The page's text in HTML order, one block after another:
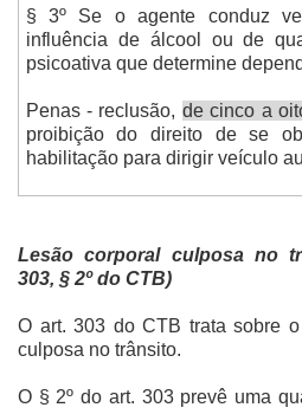
§ 3º Se o agente conduz
influência de álcool ou de
psicoativa que determine
Penas - reclusão, de cinco a
proibição do direito de se
habilitação para dirigir veículo
Lesão corporal culposa no
303, § 2º do CTB)
O art. 303 do CTB trata sobre
culposa no trânsito.
O § 2º do art. 303 prevê uma